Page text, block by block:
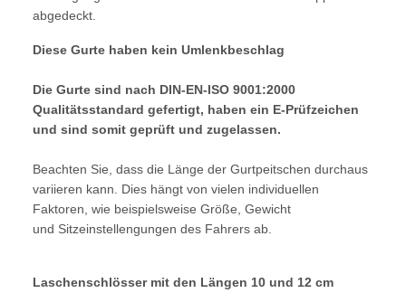
abgedeckt.
Diese Gurte haben kein Umlenkbeschlag
Die Gurte sind nach DIN-EN-ISO 9001:2000
Qualitätsstandard gefertigt, haben ein E-Prüfzeichen
und sind somit geprüft und zugelassen.
Beachten Sie, dass die Länge der Gurtpeitschen durchaus
variieren kann. Dies hängt von vielen individuellen
Faktoren, wie beispielsweise Größe, Gewicht
und Sitzeinstellengungen des Fahrers ab.
Laschenschlösser mit den Längen 10 und 12 cm